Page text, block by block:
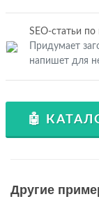
SEO-статьи
Придумает
напишет для
🤖
Другие